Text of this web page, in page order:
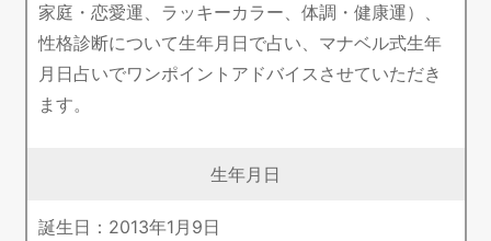
家庭・恋愛運、ラッキーカラー、体調・健康運）、
性格診断について生年月日で占い、マナベル式生年
月日占いでワンポイントアドバイスさせていただき
ます。
生年月日
誕生日： 2013年1 月 9日